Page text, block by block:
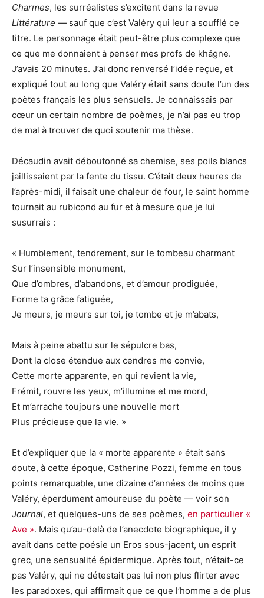
Charmes, les surréalistes s’excitent dans la revue
Littérature — sauf que c’est Valéry qui leur a soufflé ce
titre. Le personnage était peut-être plus complexe que
ce que me donnaient à penser mes profs de khâgne.
J’avais 20 minutes. J’ai donc renversé l’idée reçue, et
expliqué tout au long que Valéry était sans doute l’un des
poètes français les plus sensuels. Je connaissais par
cœur un certain nombre de poèmes, je n’ai pas eu trop
de mal à trouver de quoi soutenir ma thèse.
Décaudin avait déboutonné sa chemise, ses poils blancs
jaillissaient par la fente du tissu. C’était deux heures de
l’après-midi, il faisait une chaleur de four, le saint homme
tournait au rubicond au fur et à mesure que je lui
susurrais :
« Humblement, tendrement, sur le tombeau charmant
Sur l’insensible monument,
Que d’ombres, d’abandons, et d’amour prodiguée,
Forme ta grâce fatiguée,
Je meurs, je meurs sur toi, je tombe et je m’abats,
Mais à peine abattu sur le sépulcre bas,
Dont la close étendue aux cendres me convie,
Cette morte apparente, en qui revient la vie,
Frémit, rouvre les yeux, m’illumine et me mord,
Et m’arrache toujours une nouvelle mort
Plus précieuse que la vie. »
Et d’expliquer que la « morte apparente » était sans
doute, à cette époque, Catherine Pozzi, femme en tous
points remarquable, une dizaine d’années de moins que
Valéry, éperdument amoureuse du poète — voir son
Journal, et quelques-uns de ses poèmes, en particulier «
Ave ». Mais qu’au-delà de l’anecdote biographique, il y
avait dans cette poésie un Eros sous-jacent, un esprit
grec, une sensualité épidermique. Après tout, n’était-ce
pas Valéry, qui ne détestait pas lui non plus flirter avec
les paradoxes, qui affirmait que ce que l’homme a de plus